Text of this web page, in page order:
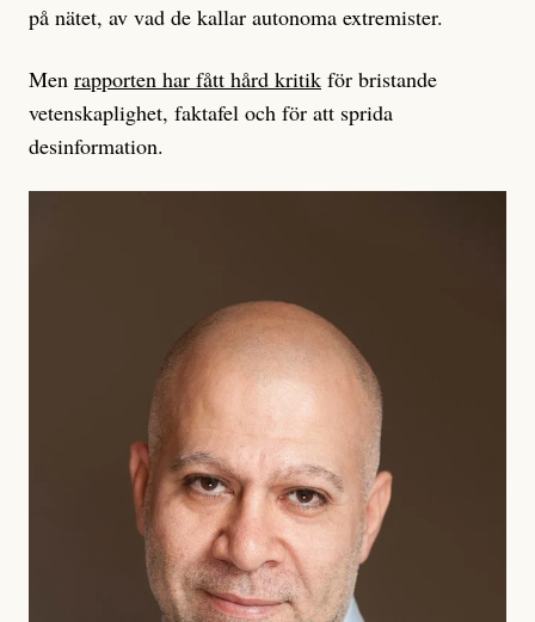
på nätet, av vad de kallar autonoma extremister.
Men rapporten har fått hård kritik för bristande
vetenskaplighet, faktafel och för att sprida
desinformation.